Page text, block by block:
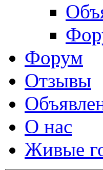
Форум
Отзывы
О нас
Живые